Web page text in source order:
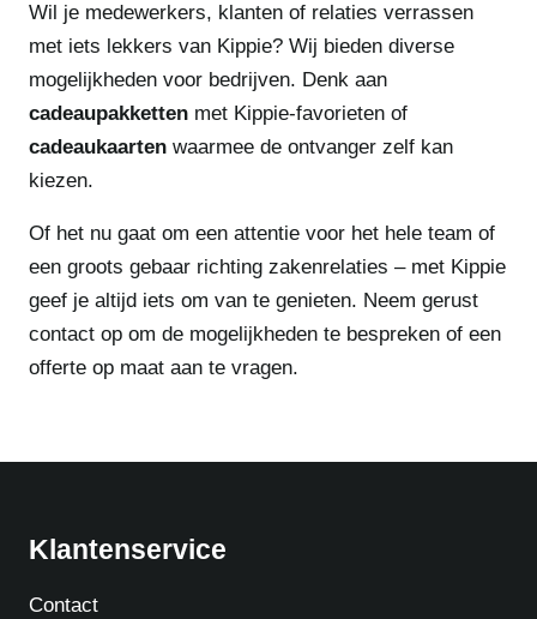
Wil je medewerkers, klanten of relaties verrassen
met iets lekkers van Kippie? Wij bieden diverse
mogelijkheden voor bedrijven. Denk aan
cadeaupakketten met Kippie-favorieten of
cadeaukaarten waarmee de ontvanger zelf kan
kiezen.
Of het nu gaat om een attentie voor het hele team of
een groots gebaar richting zakenrelaties – met Kippie
geef je altijd iets om van te genieten. Neem gerust
contact op om de mogelijkheden te bespreken of een
offerte op maat aan te vragen.
Klantenservice
Contact